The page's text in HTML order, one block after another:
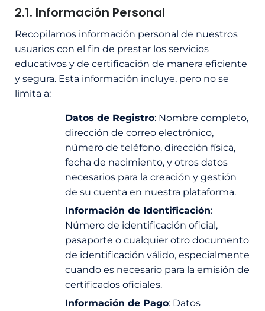
2.1. Información Personal
Recopilamos información personal de nuestros
usuarios con el fin de prestar los servicios
educativos y de certificación de manera eficiente
y segura. Esta información incluye, pero no se
limita a:
Datos de Registro: Nombre completo,
dirección de correo electrónico,
número de teléfono, dirección física,
fecha de nacimiento, y otros datos
necesarios para la creación y gestión
de su cuenta en nuestra plataforma.
Información de Identificación:
Número de identificación oficial,
pasaporte o cualquier otro documento
de identificación válido, especialmente
cuando es necesario para la emisión de
certificados oficiales.
Información de Pago: Datos